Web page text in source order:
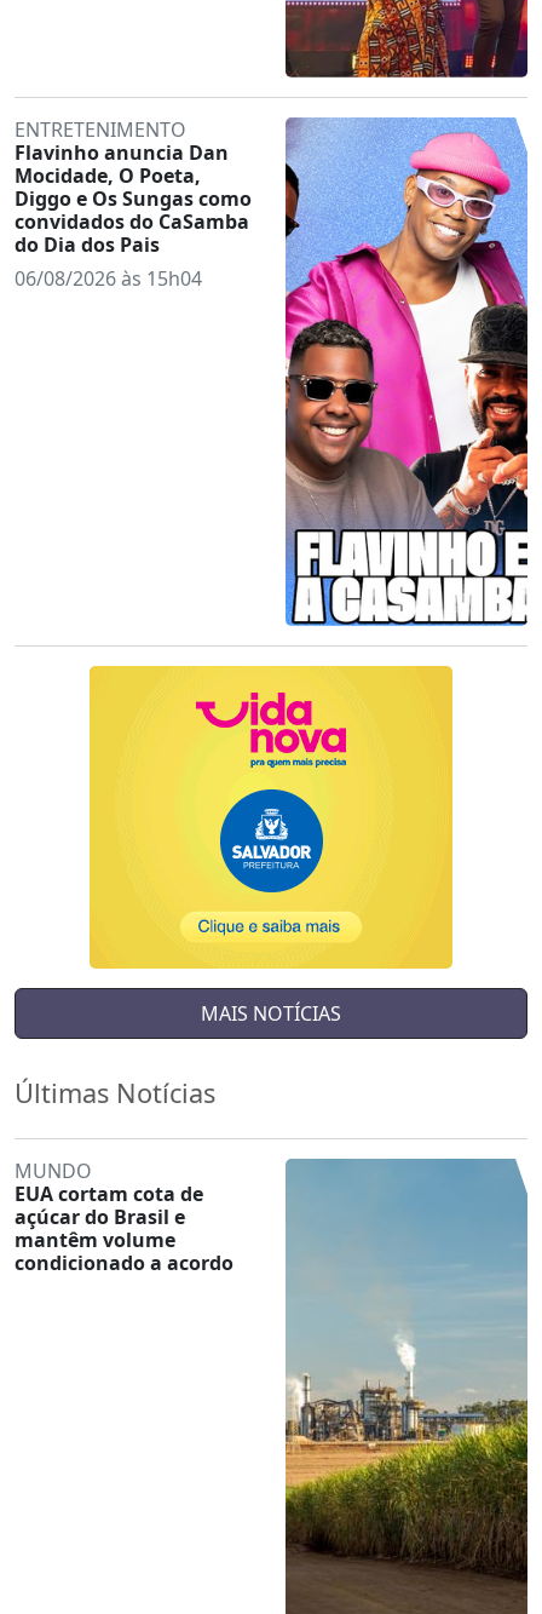
ENTRETENIMENTO
Flavinho anuncia Dan
Mocidade, O Poeta,
Diggo e Os Sungas como
convidados do CaSamba
do Dia dos Pais
06/08/2026 às 15h04
MAIS NOTÍCIAS
Últimas Notícias
MUNDO
EUA cortam cota de
açúcar do Brasil e
mantêm volume
condicionado a acordo